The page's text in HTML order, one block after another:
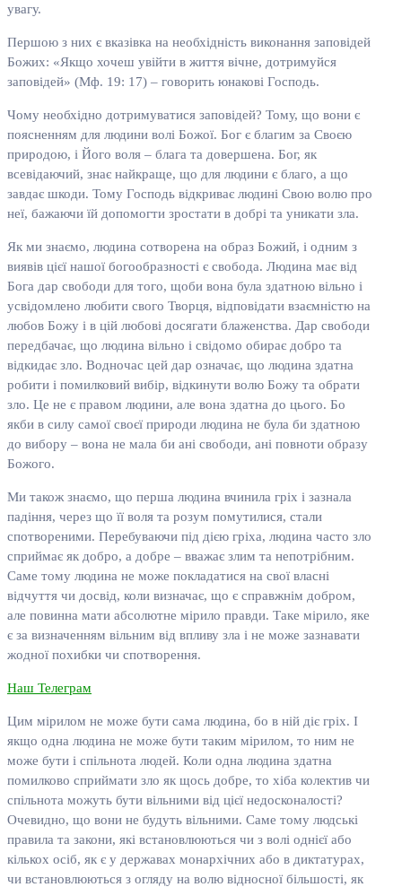
увагу.
Першою з них є вказівка на необхідність виконання заповідей
Божих: «Якщо хочеш увійти в життя вічне, дотримуйся
заповідей» (Мф. 19: 17) – говорить юнакові Господь.
Чому необхідно дотримуватися заповідей? Тому, що вони є
поясненням для людини волі Божої. Бог є благим за Своєю
природою, і Його воля – блага та довершена. Бог, як
всевідаючий, знає найкраще, що для людини є благо, а що
завдає шкоди. Тому Господь відкриває людині Свою волю про
неї, бажаючи їй допомогти зростати в добрі та уникати зла.
Як ми знаємо, людина сотворена на образ Божий, і одним з
виявів цієї нашої богообразності є свобода. Людина має від
Бога дар свободи для того, щоби вона була здатною вільно і
усвідомлено любити свого Творця, відповідати взаємністю на
любов Божу і в цій любові досягати блаженства. Дар свободи
передбачає, що людина вільно і свідомо обирає добро та
відкидає зло. Водночас цей дар означає, що людина здатна
робити і помилковий вибір, відкинути волю Божу та обрати
зло. Це не є правом людини, але вона здатна до цього. Бо
якби в силу самої своєї природи людина не була би здатною
до вибору – вона не мала би ані свободи, ані повноти образу
Божого.
Ми також знаємо, що перша людина вчинила гріх і зазнала
падіння, через що її воля та розум помутилися, стали
спотвореними. Перебуваючи під дією гріха, людина часто зло
сприймає як добро, а добре – вважає злим та непотрібним.
Саме тому людина не може покладатися на свої власні
відчуття чи досвід, коли визначає, що є справжнім добром,
але повинна мати абсолютне мірило правди. Таке мірило, яке
є за визначенням вільним від впливу зла і не може зазнавати
жодної похибки чи спотворення.
Наш Телеграм
Цим мірилом не може бути сама людина, бо в ній діє гріх. І
якщо одна людина не може бути таким мірилом, то ним не
може бути і спільнота людей. Коли одна людина здатна
помилково сприймати зло як щось добре, то хіба колектив чи
спільнота можуть бути вільними від цієї недосконалості?
Очевидно, що вони не будуть вільними. Саме тому людські
правила та закони, які встановлюються чи з волі однієї або
кількох осіб, як є у державах монархічних або в диктатурах,
чи встановлюються з огляду на волю відносної більшості, як